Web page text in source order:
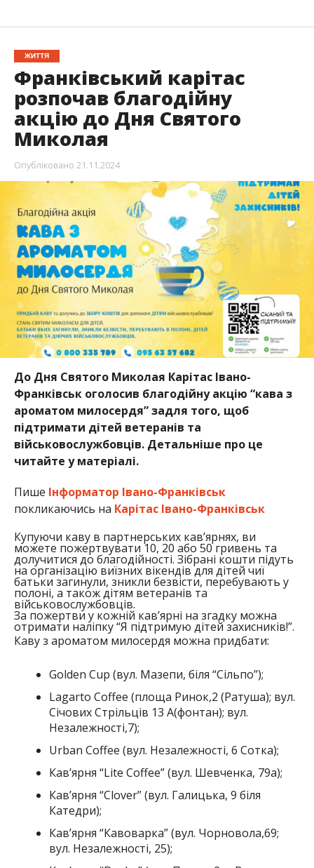
ЖИТТЯ
Франківський карітас
розпочав благодійну
акцію до Дня Святого
Миколая
Опубліковано 21.11.2024
До Дня Святого Миколая Карітас Івано-
Франківськ оголосив благодійну акцію “кава з
ароматом милосердя” задля того, щоб
підтримати дітей ветеранів та
військовослужбовців. Детальніше про це
читайте у матеріалі.
Пише Інформатор Івано-Франківськ
покликаючись на Карітас Івано-Франківськ
Купуючи каву в партнерських кав’ярнях, ви
можете пожертвувати 10, 20 або 50 гривень та
долучитися до благодійності. Зібрані кошти підуть
на організацію виїзних вікендів для дітей чиї
батьки загинули, зникли безвісти, перебувають у
полоні, а також дітям ветеранів та
військовослужбовців.
За пожертви у кожній кав’ярні на згадку можна
отримати наліпку “Я підтримую дітей захисників!”.
Каву з ароматом милосердя можна придбати:
Golden Cup (вул. Мазепи, біля “Сільпо”);
Lagarto Coffee (площа Ринок,2 (Ратуша); вул.
Січових Стрільців 13 А(фонтан); вул.
Незалежності,7);
Urban Coffee (вул. Незалежності, 6 Сотка);
Кав’ярня “Lite Coffee” (вул. Шевченка, 79а);
Кав’ярня “Clover” (вул. Галицька, 9 біля
Катедри);
Кав’ярня “Кавоварка” (вул. Чорновола,69;
вул. Незалежності, 25);